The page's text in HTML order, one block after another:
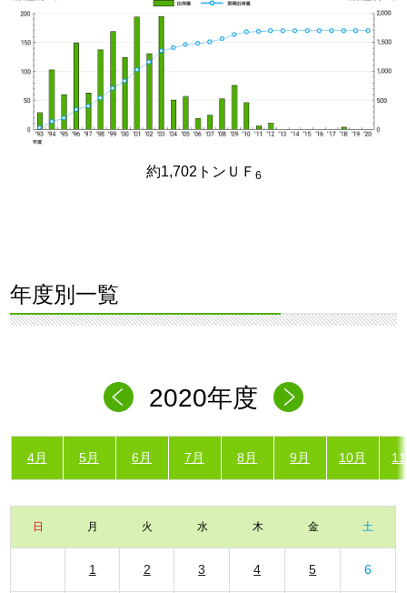
約1,702トンＵＦ 6
年度別一覧
2020年度
4月 5月 6月 7月 8月 9月 10月
日 月 火 水 木 金 土
1 2 3 4 5 6